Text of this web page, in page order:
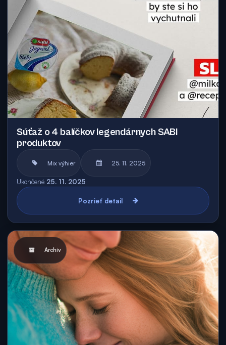
Súťaž o 4 balíčkov legendárnych SABI
produktov
Mix výhier 25. 11. 2025
Ukončené 25. 11. 2025
Pozrieť detail
Archív